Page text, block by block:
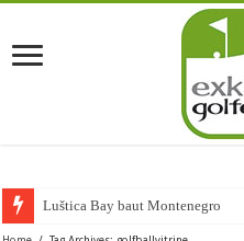
Luštica Bay baut Montenegros erst